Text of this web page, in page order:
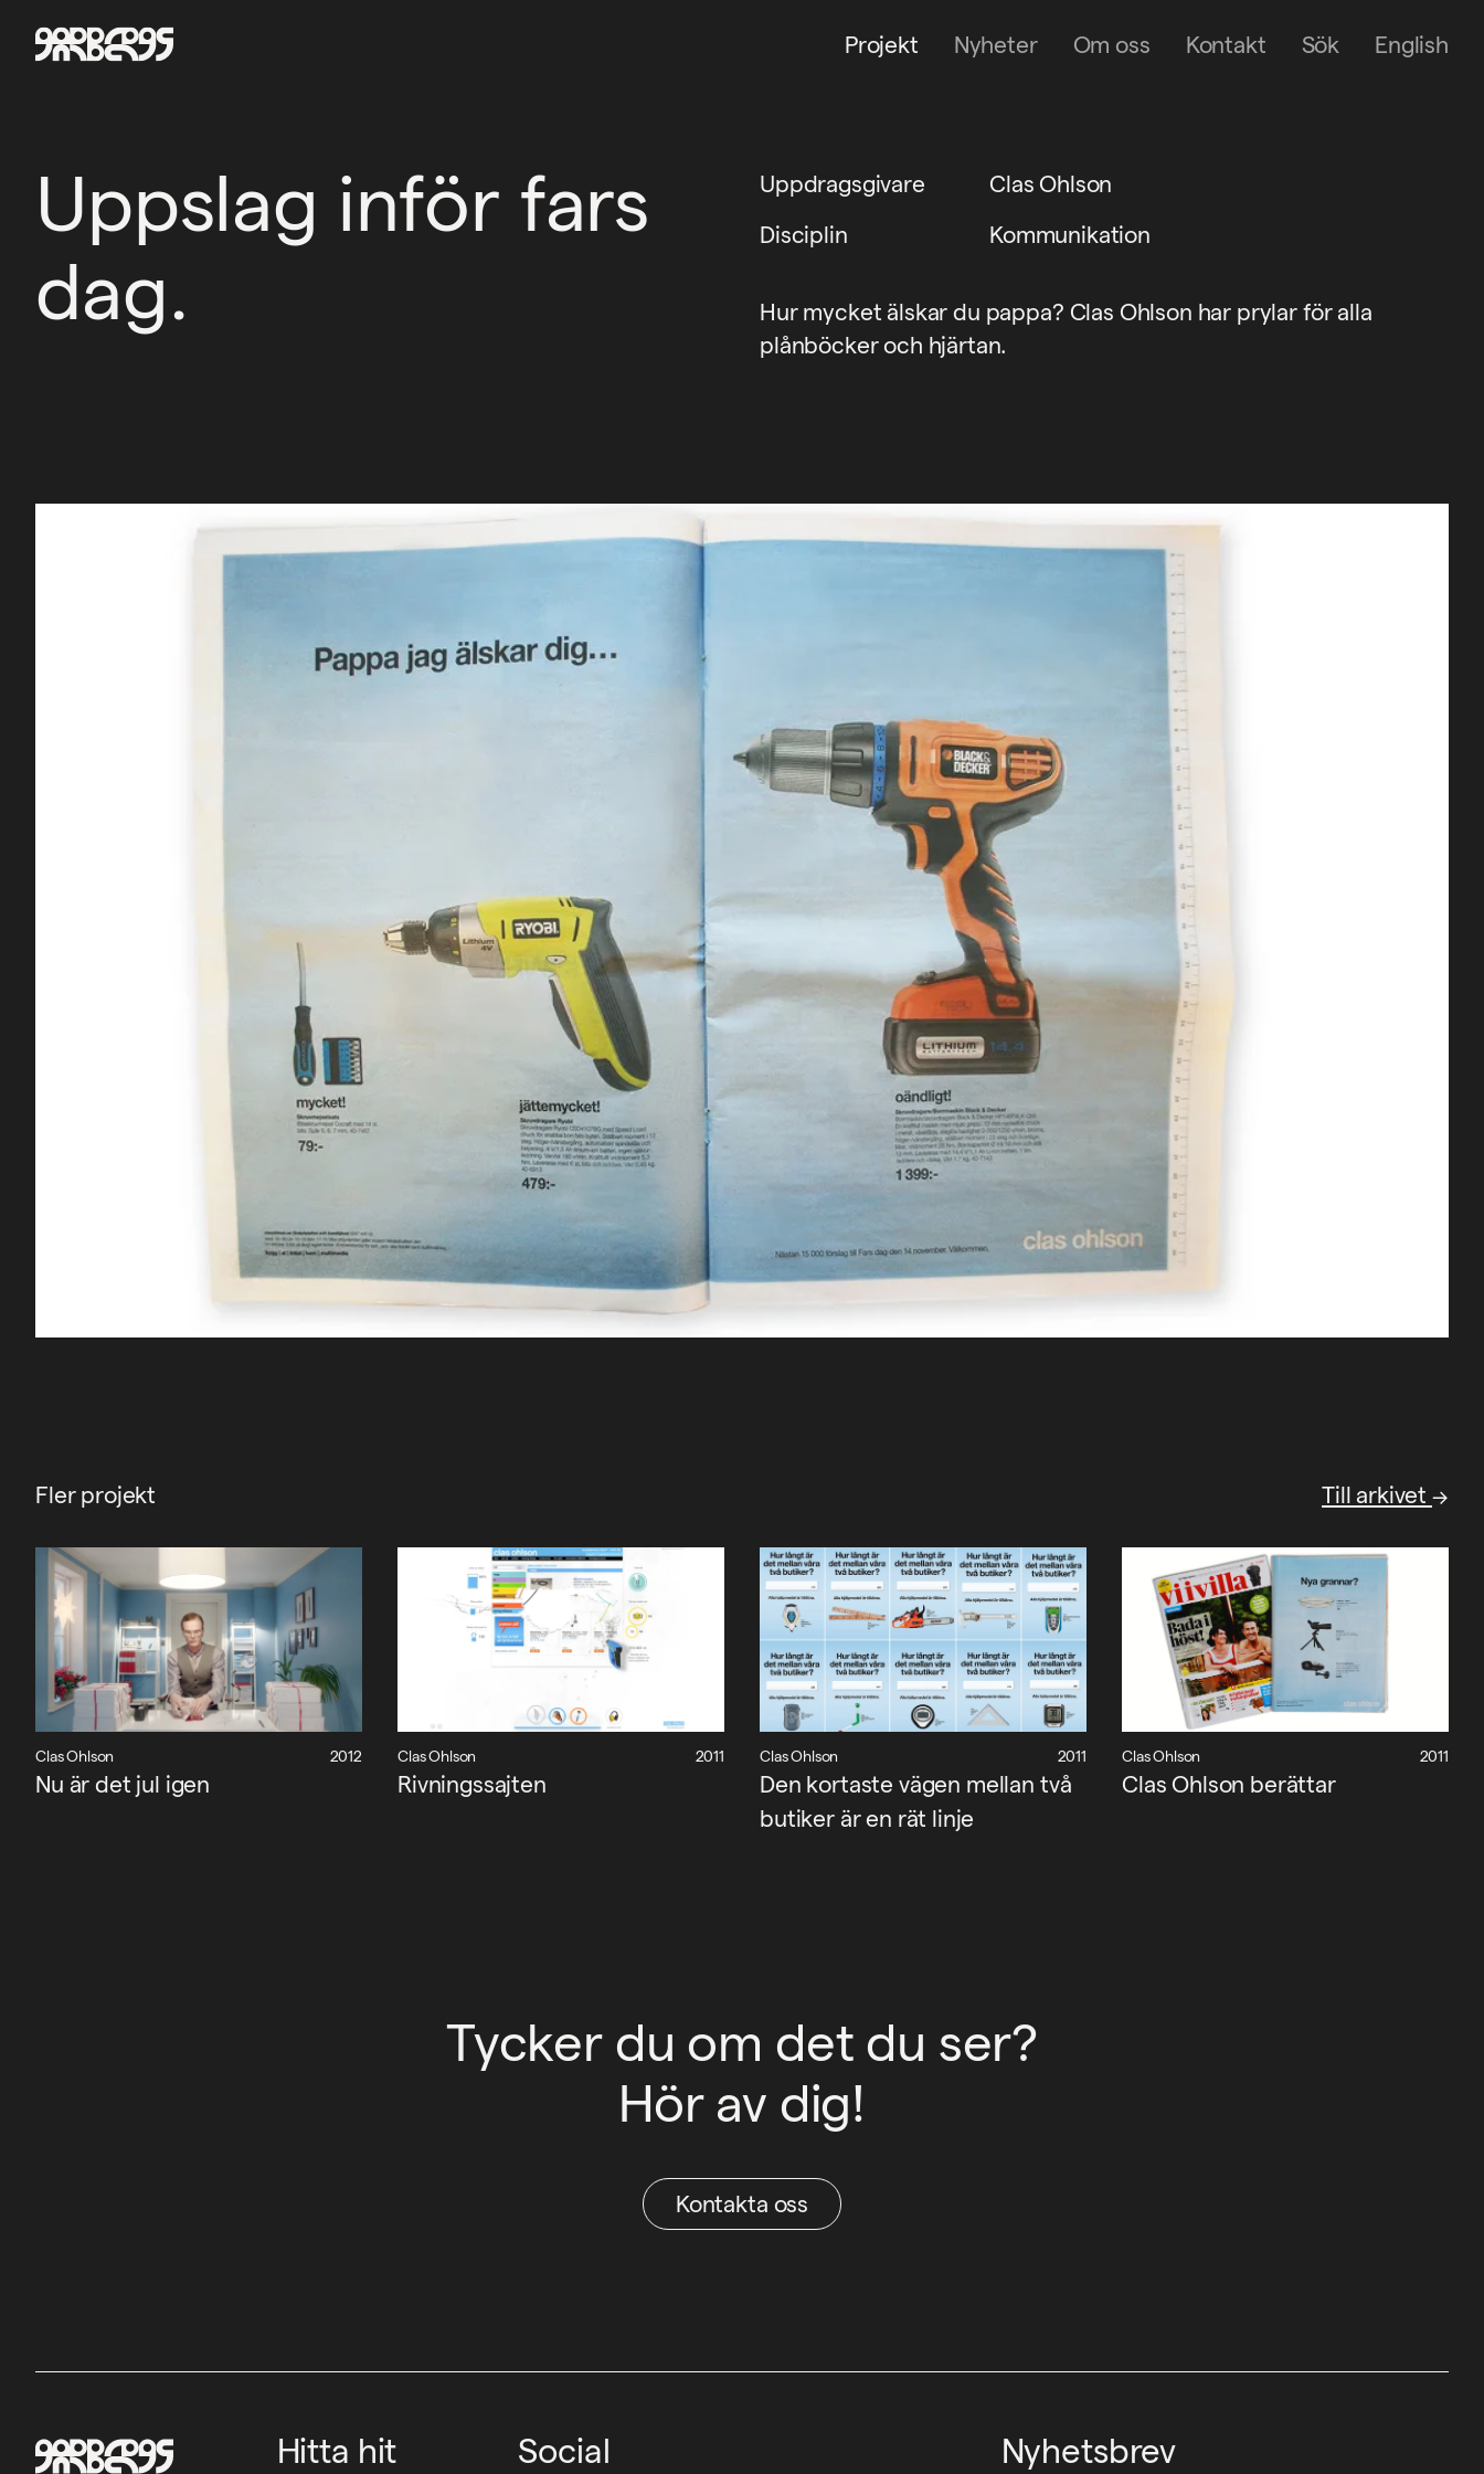
Projekt Nyheter Om oss Kontakt Sök English
Nyheter
Om oss
Kontakt
Sök
English
Uppslag inför fars
dag.
Uppdragsgivare
Clas Ohlson
Disciplin
Kommunikation
Hur mycket älskar du pappa? Clas Ohlson har prylar för alla
plånböcker och hjärtan.
Fler projekt Till arkivet
Clas Ohlson 2012
Nu är det jul igen
Clas Ohlson 2011
Rivningssajten
Clas Ohlson 2011
Den kortaste vägen mellan två
butiker är en rät linje
Clas Ohlson 2011
Clas Ohlson berättar
Tycker du om det du ser?
Hör av dig!
Kontakta oss
Hitta hit Social Nyhetsbrev